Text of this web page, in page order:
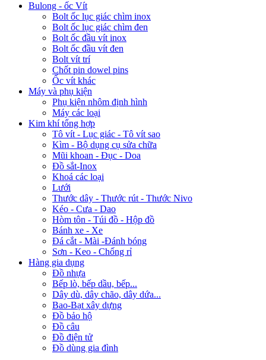
Bulong - ốc Vít
Bolt ốc lục giác chìm inox
Bolt ốc lục giác chìm đen
Bolt ốc đầu vít inox
Bolt ốc đầu vít đen
Bolt vít trí
Chốt pin dowel pins
Ốc vít khác
Máy và phụ kiện
Phụ kiện nhôm định hình
Máy các loại
Kim khí tổng hợp
Tô vít - Lục giác - Tô vít sao
Kìm - Bộ dụng cụ sửa chữa
Mũi khoan - Đục - Doa
Đồ sắt-Inox
Khoá các loại
Lưới
Thước dây - Thước rút - Thước Nivo
Kéo - Cưa - Dao
Hòm tôn - Túi đồ - Hộp đồ
Bánh xe - Xe
Đá cắt - Mài -Đánh bóng
Sơn - Keo - Chống rỉ
Hàng gia dụng
Đồ nhựa
Bếp lò, bếp dầu, bếp...
Dây dù, dây chão, dây dứa...
Bao-Bạt xây dựng
Đồ bảo hộ
Đồ câu
Đồ điện tử
Đồ dùng gia đình